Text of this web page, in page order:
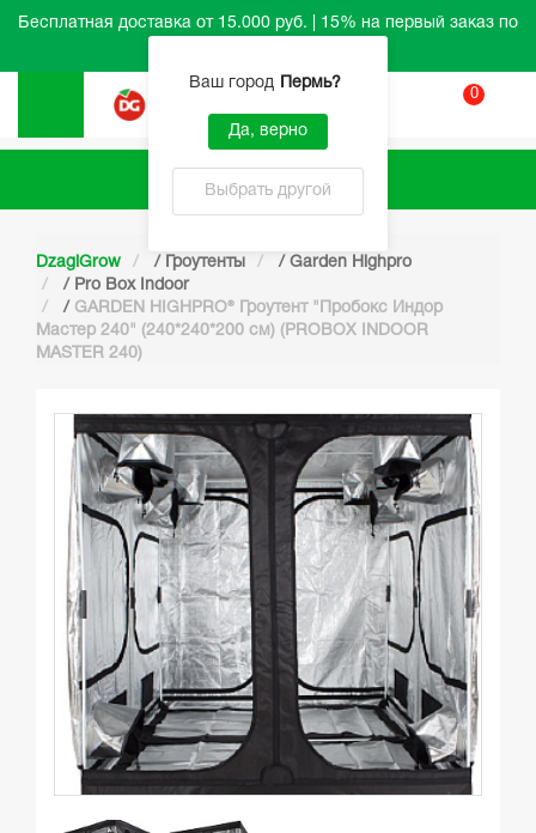
Бесплатная доставка от 15.000 руб. | 15% на первый заказ по
Ваш город Пермь?
Да, верно
Выбрать другой
0
Каталог
DzagiGrow / Гроутенты / Garden Highpro
/ Pro Box Indoor
/ GARDEN HIGHPRO® Гроутент "Пробокс Индор
Мастер 240" (240*240*200 см) (PROBOX INDOOR
MASTER 240)